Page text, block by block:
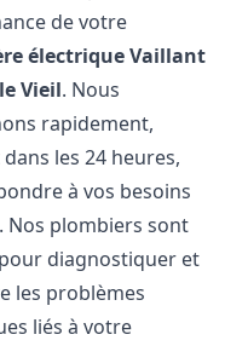
de votre
électrique Vaillant
Vieil. Nous
rapidement,
les 24 heures,
à vos besoins
Nos plombiers sont
diagnostiquer et
les problèmes
liés à votre